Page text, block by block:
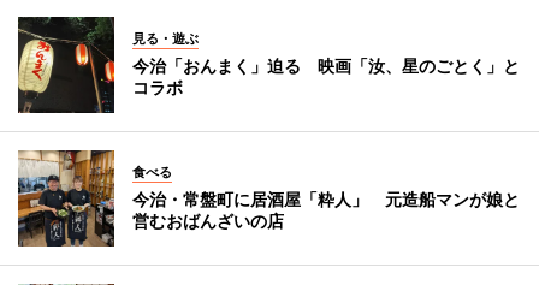
見る・遊ぶ
今治「おんまく」迫る 映画「汝、星のごとく」と
コラボ
食べる
今治・常盤町に居酒屋「粋人」 元造船マンが娘と
営むおばんざいの店